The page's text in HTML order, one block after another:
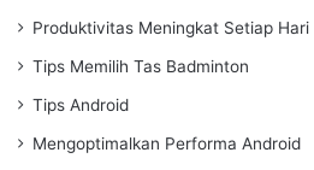
Produktivitas Meningkat Setiap Hari
Tips Memilih Tas Badminton
Tips Android
Mengoptimalkan Performa Android